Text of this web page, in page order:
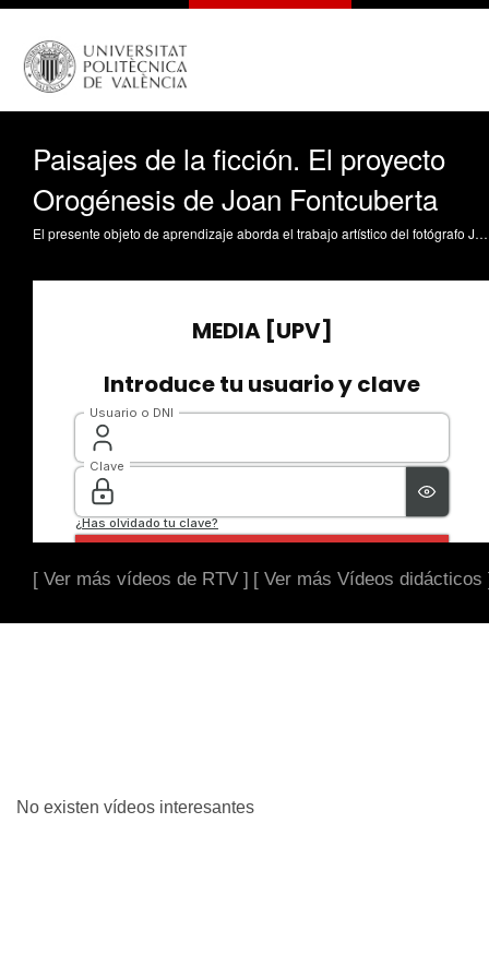
Paisajes de la ficción. El proyecto
Orogénesis de Joan Fontcuberta
El presente objeto de aprendizaje aborda el trabajo artístico del fotógrafo Joan Fontcuberta y en concreto el proyecto Orogénesis en el que los paisajes son fruto de un programa informático. Asimismo, se hace alusión a diferentes características de las obras que conforman el proyecto. Santiago Martin De Madrid, MP. (2021). Paisajes de la ficción. El proyecto Orogénesis de Joan Fontcuberta. https://riunet.upv.es/handle/10251/168089 DER
[ Ver más vídeos de RTV ] [ Ver más Vídeos didácticos
No existen vídeos interesantes